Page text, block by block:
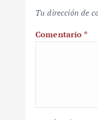
Tu dirección de
Comentario *